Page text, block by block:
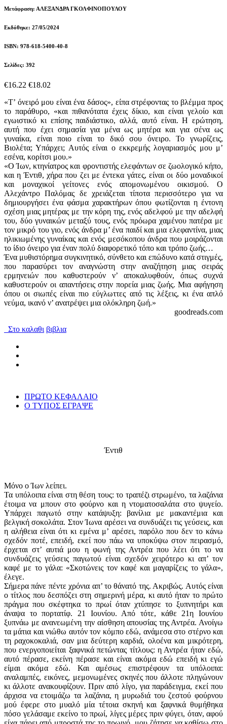
Μετάφραση: ΑΛΕΞΑΝΔΡΑ ΓΚΟΛΦΙΝΟΠΟΥΛΟΥ
Εκδόθηκε: 27/05/2024
ISBN: 978-618-5400-40-8
Σελίδες: 392
€16.22 €18.02
«Τ’ όνειρό μου είναι ένα δάσος», είπα στρέφοντας το βλέμμα προς
το παράθυρο, «και πιθανότατα έχεις δίκιο, και είναι γελοίο και
εγωιστικό κι επίσης παιδιάστικο, αλλά, αυτό είναι. Η ερώτηση,
αυτή που έχει σημασία για μένα ως μητέρα και για σένα ως
γυναίκα, είναι ποιο είναι το δικό σου όνειρο. Το γνωρίζεις,
Βιολέτα; Υπάρχει; Αυτός είναι ο εκκρεμής λογαριασμός μου μ’
εσένα, κορίτσι μου.»
«Ο Ίων, κτηνίατρος και φροντιστής ελεφάντων σε ζωολογικό κήπο,
και η Έντιθ, χήρα που ζει με έντεκα γάτες, είναι οι δύο μοναδικοί
και μοναχικοί γείτονες ενός απομονωμένου οικισμού. Ο
Αλεχάντρο Παλόμας δε χρειάζεται τίποτα περισσότερο για να
δημιουργήσει ένα φάσμα χαρακτήρων όπου φωτίζονται η έντονη
σχέση μιας μητέρας με την κόρη της, ενός αδελφού με την αδελφή
του, δύο γυναικών μεταξύ τους, ενός πρόωρα χαμένου πατέρα με
τον μικρό του γιο, ενός άνδρα μ’ ένα παιδί και μια ελεφαντίνα, μιας
ηλικιωμένης γυναίκας και ενός μεσόκοπου άνδρα που μοιράζονται
το ίδιο όνειρο για έναν πολύ διαφορετικό τόπο και τρόπο ζωής…
Ένα μυθιστόρημα συγκινητικό, σύνθετο και επώδυνο κατά στιγμές,
που παρασύρει τον αναγνώστη στην αναζήτηση μιας σειράς
ερμηνειών που καθυστερούν ν’ αποκαλυφθούν, όπως συχνά
καθυστερούν οι απαντήσεις στην πορεία μιας ζωής. Μια αφήγηση
όπου οι σιωπές είναι πιο εύγλωττες από τις λέξεις, κι ένα απλό
νεύμα, ικανό ν’ ανατρέψει μια ολόκληρη ζωή.»
goodreads.com
Στο καλαθι βιβλια
ΠΡΩΤΟ ΚΕΦΑΛΑΙΟ
Ο ΤΥΠΟΣ ΕΓΡΑΨΕ
Έντιθ
Μόνο ο Ίων λείπει.
Τα υπόλοιπα είναι στη θέση τους: το τραπέζι στρωμένο, τα λαζάνια
έτοιμα να μπουν στο φούρνο και η ντοματοσαλάτα στο ψυγείο.
Υπάρχει παγωτό στην κατάψυξη: βανίλια με μακαντέμια και
βελγική σοκολάτα. Στον Ίωνα αρέσει να συνδυάζει τις γεύσεις, και
η αλήθεια είναι ότι κι εμένα μ’ αρέσει, παρόλο που δεν το κάνω
σχεδόν ποτέ, επειδή, εκεί που πάω να υποκύψω στον πειρασμό,
έρχεται στ’ αυτιά μου η φωνή της Αντρέα που λέει ότι το να
συνδυάζεις γεύσεις παγωτού είναι σχεδόν χειρότερο κι απ’ τον
καφέ με το γάλα: «Σκοτώνεις τον καφέ και μαγαρίζεις το γάλα»,
έλεγε.
Σήμερα πάνε πέντε χρόνια απ’ το θάνατό της. Ακριβώς. Αυτός είναι
ο τίτλος που δεσπόζει στη σημερινή μέρα, κι αυτό ήταν το πρώτο
πράγμα που σκέφτηκα το πρωί όταν χτύπησε το ξυπνητήρι και
άναψα το πορτατίφ. 21 Ιουνίου. Από τότε, κάθε 21η Ιουνίου
ξυπνάω με ανανεωμένη την αίσθηση απουσίας της Αντρέα. Ανοίγω
τα μάτια και νιώθω αυτόν τον κόμπο εδώ, ανάμεσα στο στέρνο και
τη ραχοκοκαλιά, σαν μια δεύτερη καρδιά, ολοένα και μικρότερη,
που ενεργοποιείται ξαφνικά πετώντας τίτλους: η Αντρέα ήταν εδώ,
αυτό πέρασε, εκείνη πέρασε και είναι ακόμα εδώ επειδή κι εγώ
είμαι ακόμα εδώ. Και αμέσως επιστρέφουν τα υπόλοιπα:
αναλαμπές, εικόνες, μεμονωμένες σκηνές που άλλοτε πληγώνουν
κι άλλοτε ανακουφίζουν. Πριν από λίγο, για παράδειγμα, εκεί που
άρχισα να ετοιμάζω τα λαζάνια, η μυρωδιά του ζεστού φούρνου
μού έφερε στο μυαλό μία τέτοια σκηνή και ξαφνικά θυμήθηκα
πόσο γελάσαμε εκείνο το πρωί, λίγες μέρες πριν φύγει, όταν, αφού